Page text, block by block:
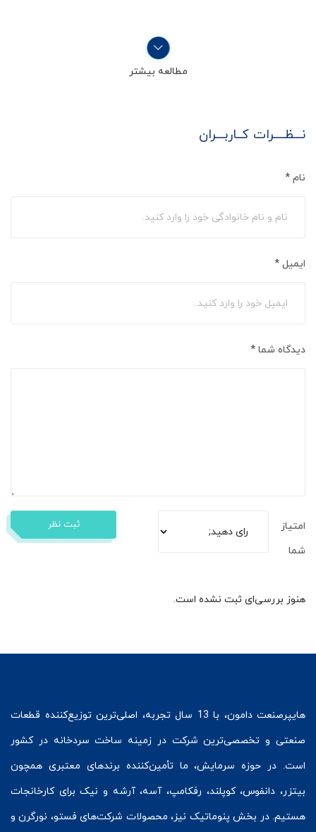
مطالعه بیشتر
نـــظــــرات کــاربـــران
نام *
ایمیل *
دیدگاه شما *
امتیاز
شما
ثبت نظر
هنوز بررسی‌ای ثبت نشده است.
هایپرصنعت
دامون، با 13 سال تجربه، اصلی‌ترین توزیع‌کننده قطعات
صنعتی و تخصصی‌ترین شرکت در زمینه ساخت سردخانه در کشور
است. در حوزه سرمایش، ما تأمین‌کننده برندهای معتبری همچون
بیتزر، دانفوس،کوپلند، رفکامپ، آسه، آرشه و نیک برای کارخانجات
هستیم. در بخش پنوماتیک نیز، محصولات شرکت‌های فستو، نورگرن و